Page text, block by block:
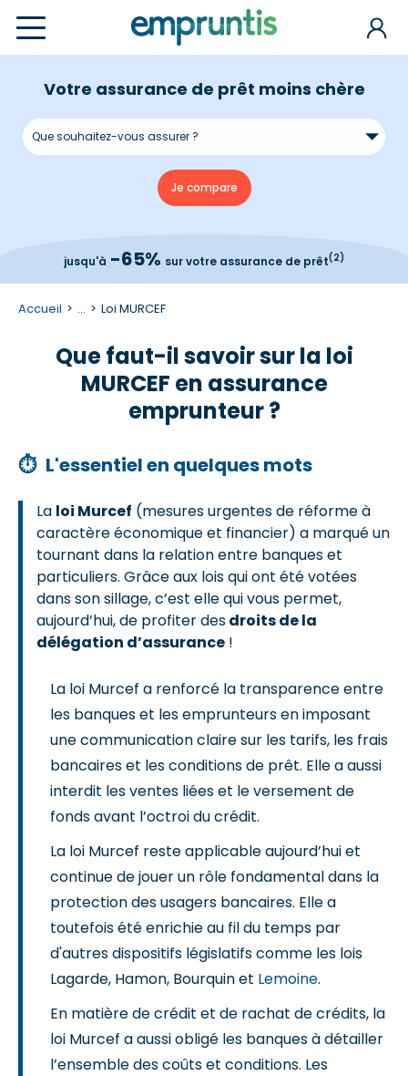
Votre assurance de prêt moins chère
jusqu'à -65% sur votre assurance de prêt(2)
Accueil ... Loi MURCEF
Que faut-il savoir sur la loi
MURCEF en assurance
emprunteur ?
⏱ L'essentiel en quelques mots
La loi Murcef (mesures urgentes de réforme à
caractère économique et financier) a marqué un
tournant dans la relation entre banques et
particuliers. Grâce aux lois qui ont été votées
dans son sillage, c’est elle qui vous permet,
aujourd’hui, de profiter desdroits de la
délégation d’assurance !
La loi Murcef a renforcé la transparence entre
les banques et les emprunteurs en imposant
une communication claire sur les tarifs, les frais
bancaires et les conditions de prêt. Elle a aussi
interdit les ventes liées et le versement de
fonds avant l’octroi du crédit.
La loi Murcef reste applicable aujourd’hui et
continue de jouer un rôle fondamental dans la
protection des usagers bancaires. Elle a
toutefois été enrichie au fil du temps par
d'autres dispositifs législatifs comme les lois
Lagarde, Hamon, Bourquin et Lemoine.
En matière de crédit et de rachat de crédits, la
loi Murcef a aussi obligé les banques à détailler
l’ensemble des coûts et conditions. Les